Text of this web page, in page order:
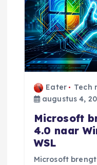
g
a
t
Eater
Tech
augustus 4,
Microsoft
4.0 naar
WSL
Microsoft